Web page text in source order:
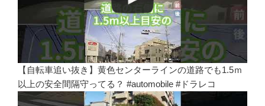
【自転車追い抜き】黄色センターラインの道路でも1.5ｍ
以上の安全間隔守ってる？ #automobile #ドラレコ